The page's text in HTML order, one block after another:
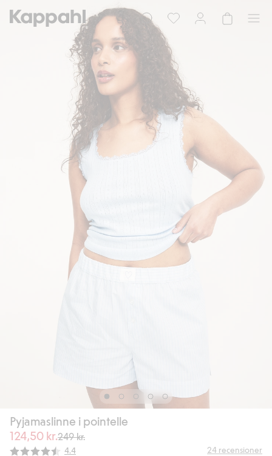
Pyjamaslinne i pointelle
124,50 kr.249 kr.
Snittbetyg:
4.4 24 recensioner